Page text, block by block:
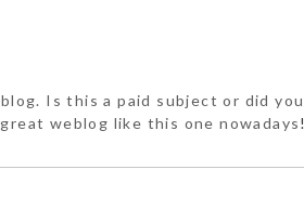
Is this a paid subject or did you
weblog like this one nowadays!